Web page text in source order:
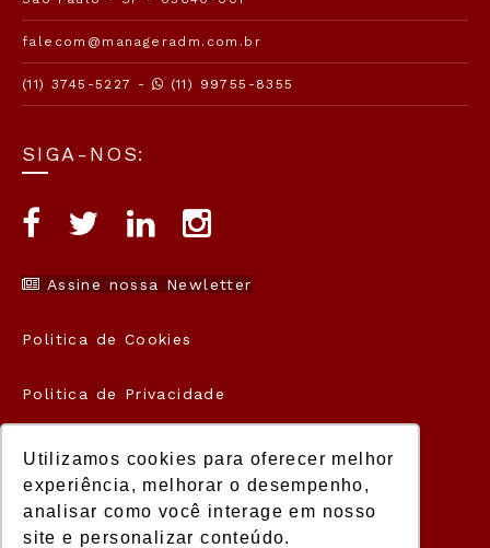
Utilizamos cookies para oferecer melhor
experiência, melhorar o desempenho,
analisar como você interage em nosso
site e personalizar conteúdo.
falecom@manageradm.com.br
(11) 3745-5227 - (11) 99755-8355
SIGA-NOS:
Assine nossa Newletter
Politica de Cookies
Politica de Privacidade
Termos de Uso